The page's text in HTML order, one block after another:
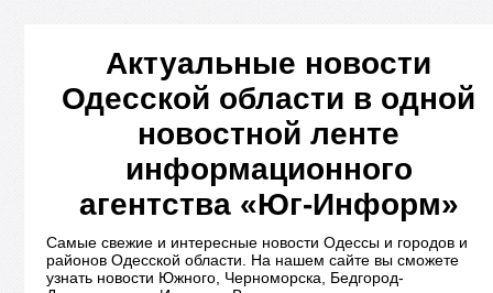
Актуальные новости
Одесской области в одной
новостной ленте
информационного
агентства «Юг-Информ»
Самые свежие и интересные новости Одессы и городов и
районов Одесской области. На нашем сайте вы сможете
узнать новости Южного, Черноморска, Бедгород-